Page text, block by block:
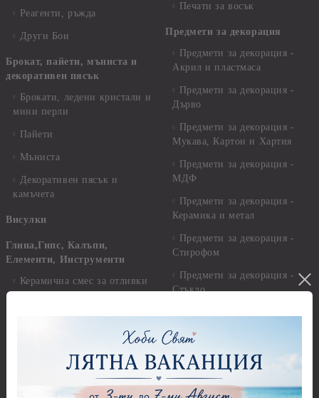
Реагенти, ръжда
Други Бои
Брокат, пайети, мъниста и
декоративен пясък
Брокати, ледени кристали и
мини перли
Пайети
Мъниста
Декоративен пясък и
камъчета
Висулки
Глина,Гипс, Калъпи,
Елементи, Инструменти
Керамична смес за отливки
Пластични елементи
Инструменти за моделиране
Печати за восък
Предмети за декорация
Предмети за декорация -
Акрил и пластмаса
Предмети за декорация -
Дърво
Предмети за декорация -
Мукава, Картон и Хартия
Предмети за декорация -
МДФ
Предмети за декорация -
Керамика и метал
Предмети за декорация -
Стирофом
Предмети за декорация -
Стъкло
целофан
Пънчове Перфоратори
Перфоратори до 2,50 см